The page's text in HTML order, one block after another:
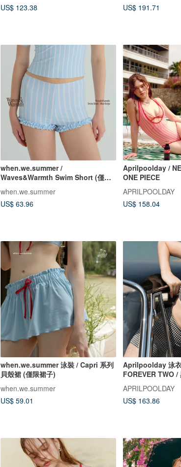
US$ 123.38
US$ 191.71
when.we.summer /
Waves&Warmth Swim Short (僅褲
裝)
when.we.summer
US$ 63.96
Aprilpoolday /
ONE PIECE
APRILPOOLDAY
US$ 158.04
when.we.summer 泳裝 / Capri 系列
貝殼裙 (僅限裙子)
when.we.summer
US$ 59.01
Aprilpoolday 泳
FOREVER TWO /
APRILPOOLDAY
US$ 163.86